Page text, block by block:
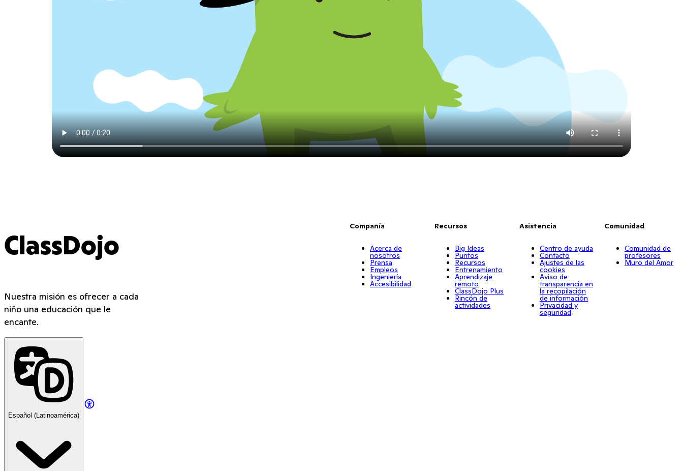
ClassDojo
Nuestra misión es ofrecer a cada
niño una educación que le
encante.
Español (Latinoamérica)
Compañía
Acerca de
nosotros
Prensa
Empleos
Ingeniería
Accesibilidad
Recursos
Big Ideas
Puntos
Recursos
Entrenamiento
Aprendizaje
remoto
ClassDojo Plus
Rincón de
actividades
Asistencia
Centro de ayuda
Contacto
Ajustes de las
cookies
Aviso de
transparencia en
la recopilación
de información
Privacidad y
seguridad
Comunidad
Comunidad de
profesores
Muro del Amor